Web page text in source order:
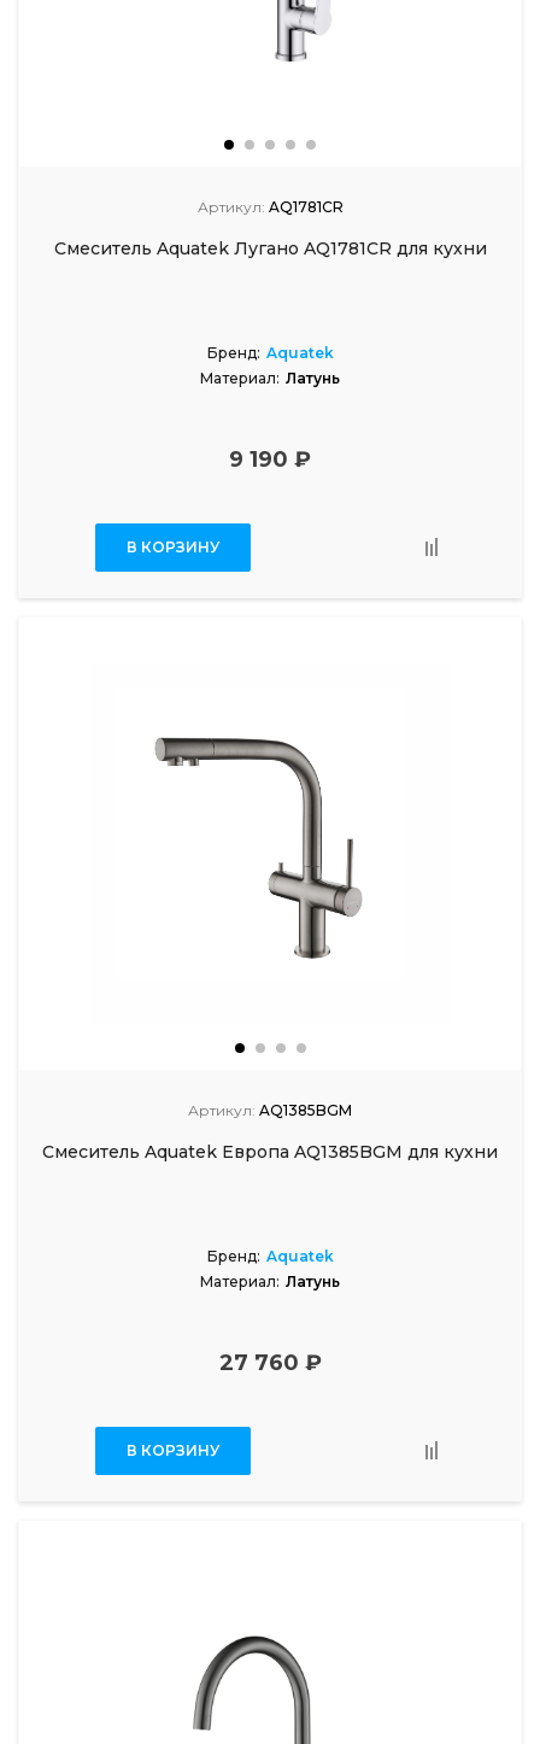
Артикул: AQ1781CR
Смеситель Aquatek Лугано AQ1781CR для кухни
Бренд: Aquatek
Материал: Латунь
9 190 ₽
В КОРЗИНУ
Артикул: AQ1385BGM
Смеситель Aquatek Европа AQ1385BGM для кухни
Бренд: Aquatek
Материал: Латунь
27 760 ₽
В КОРЗИНУ